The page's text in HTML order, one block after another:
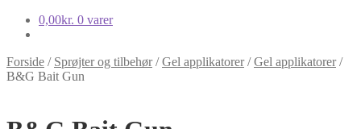
0,00kr. 0 varer
Forside / Sprøjter og tilbehør/Gel applikatorer/Gel applikatorer/
B&G Bait Gun